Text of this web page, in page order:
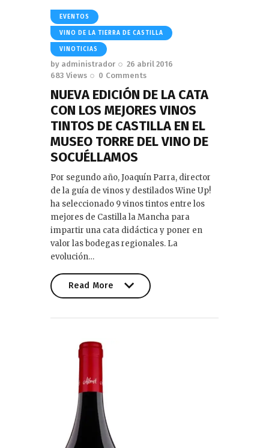
EVENTOS
VINO DE LA TIERRA DE CASTILLA
VINOTICIAS
by administrador
26 abril 2016
683 Views 0 Comments
NUEVA EDICIÓN DE LA CATA
CON LOS MEJORES VINOS
TINTOS DE CASTILLA EN EL
MUSEO TORRE DEL VINO DE
SOCUÉLLAMOS
Por segundo año, Joaquín Parra, director
de la guía de vinos y destilados Wine Up!
ha seleccionado 9 vinos tintos entre los
mejores de Castilla la Mancha para
impartir una cata didáctica y poner en
valor las bodegas regionales. La
evolución…
Read More